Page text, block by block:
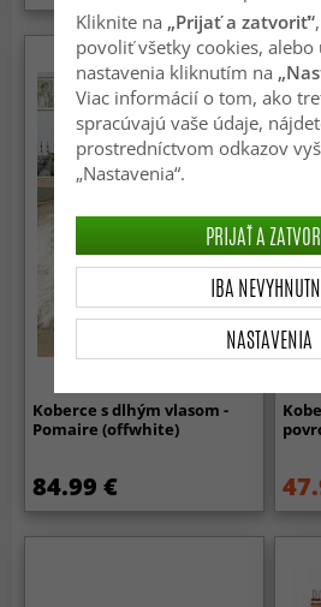
Koberce s dlhým vlasom -
Pomaire (offwhite)
84.99 €
Kliknite na „Prijať a zatvoriť“
povoliť všetky cookies, alebo
nastavenia kliknutím na
Viac informácií o tom, ako
spracúvajú vaše údaje,
prostredníctvom odkazov
„Nastavenia“.
NASTAVENIA
IBA
PRIJAŤ A